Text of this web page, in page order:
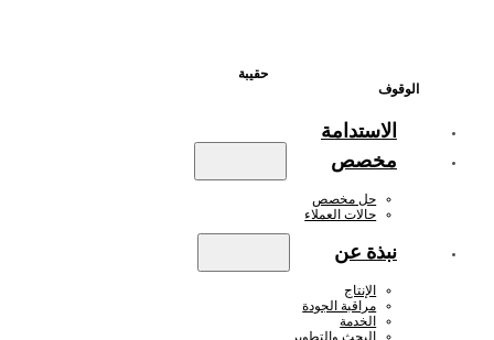
الاستدامة
مخصص
حل مخصص
حالات العملاء
نبذة عن
الإنتاج
مراقبة الجودة
الخدمة
البحث والتطوير